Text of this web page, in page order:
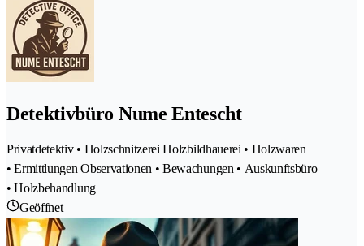
Detektivbüro Nume Entescht
Privatdetektiv • Holzschnitzerei Holzbildhauerei • Holzwaren
• Ermittlungen Observationen • Bewachungen • Auskunftsbüro
• Holzbehandlung
Geöffnet